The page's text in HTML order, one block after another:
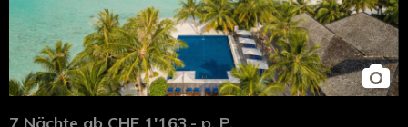
7 Nächte ab CHF 1'163.- p. P.